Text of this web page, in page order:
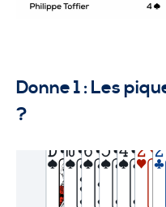
Donne 1 : Les
?